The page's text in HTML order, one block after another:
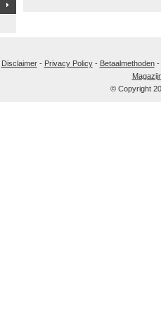
Disclaimer- Privacy Policy- Betaalmethoden-
© Copyright